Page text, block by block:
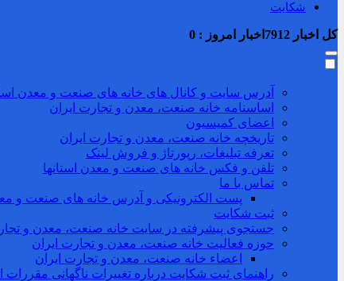
شکایت
کل اخبار اخبار امروز : 0
آدرس سایت و کانال های خانه های صنعت و معدن
اساسنامه خانه صنعت، معدن و تجارت ایران
اعضای کمیسیون
تاریخچه خانه صنعت، معدن و تجارت ایران
تعرفه تبلیغات، رپورتاژ و فروش لینک
تلفن و فکس خانه های صنعت و معدن استانها
تماس با ما
پست الکترونیکی و آدرس خانه های صنعت و
ثبت شکایت
جستجوی پیشرفته در سایت خانه صنعت، معدن و
حوزه فعالیت خانه صنعت، معدن و تجارت ایران
اعضاء خانه صنعت، معدن و تجارت ایران
راهنمای ثبت شکایت درباره تغییرات ناگهانی مقررات